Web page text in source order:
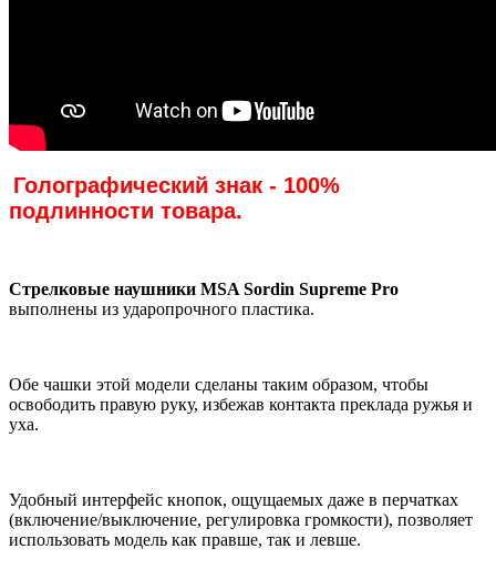
Голографический знак - 100%
подлинности товара.
Стрелковые наушники MSA Sordin Supreme Pro
выполнены из ударопрочного пластика.
Обе чашки этой модели сделаны таким образом, чтобы
освободить правую руку, избежав контакта преклада ружья и
уха.
Удобный интерфейс кнопок, ощущаемых даже в перчатках
(включение/выключение, регулировка громкости), позволяет
использовать модель как правше, так и левше.